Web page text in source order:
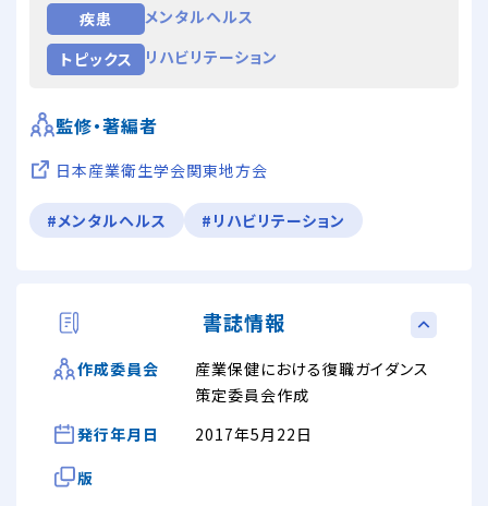
疾患
メンタルヘルス
トピックス
リハビリテーション
監修・著編者
日本産業衛生学会関東地方会
#メンタルヘルス #リハビリテーション
書誌情報
作成委員会
産業保健における復職ガイダンス
策定委員会作成
発行年月日
2017年5月22日
版